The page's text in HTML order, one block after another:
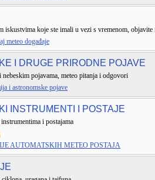
iskustvima koje ste imali u vezi s vremenom,
meteo događaje
I DRUGE PRIRODNE POJAVE
pojavama, meteo pitanja i odgovori
i astronomske pojave
INSTRUMENTI I POSTAJE
i postajama
AUTOMATSKIH METEO POSTAJA